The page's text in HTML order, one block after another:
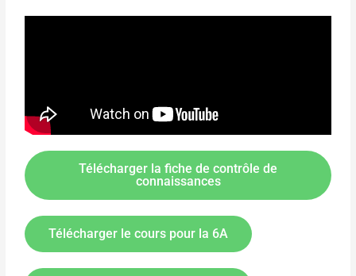
Télécharger la fiche de contrôle de
connaissances
Télécharger le cours pour la 6A